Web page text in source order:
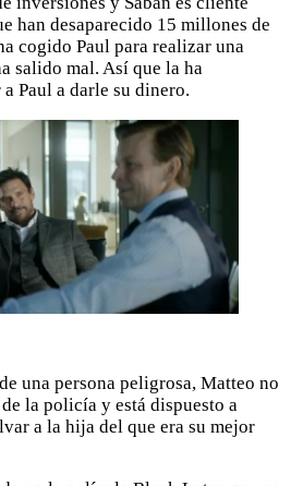
han desaparecido 15 millones de
cogido Paul para realizar una
salido mal. Así que la ha
Paul a darle su dinero.
una persona peligrosa, Matteo no
la policía y está dispuesto a
a la hija del que era su mejor